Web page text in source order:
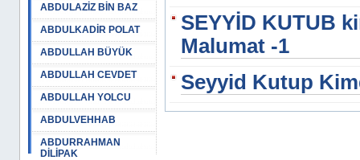
ABDULAZİZ BİN BAZ
ABDULKADİR POLAT
ABDULLAH BÜYÜK
ABDULLAH CEVDET
ABDULLAH YOLCU
ABDULVEHHAB
ABDURRAHMAN
DİLİPAK
SEYYİD KUTUB
Malumat -1
Seyyid Kutup